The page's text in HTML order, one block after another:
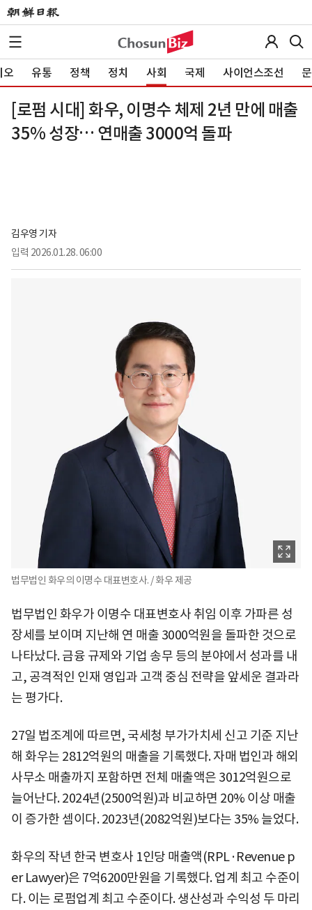
오 유통 정책 정치 사회 국제 사이언스조선
[로펌 시대] 화우, 이명수 체제 2년 만에 매출
35% 성장… 연매출 3000억 돌파
김우영 기자
입력 2026.01.28. 06:00
법무법인 화우의 이명수 대표변호사. / 화우 제공
법무법인 화우가 이명수 대표변호사 취임 이후 가파른 성
장세를 보이며 지난해 연 매출 3000억원을 돌파한 것으로
나타났다. 금융 규제와 기업 송무 등의 분야에서 성과를 내
고, 공격적인 인재 영입과 고객 중심 전략을 앞세운 결과라
는 평가다.
27일 법조계에 따르면, 국세청 부가가치세 신고 기준 지난
해 화우는 2812억원의 매출을 기록했다. 자매 법인과 해외
사무소 매출까지 포함하면 전체 매출액은 3012억원으로
늘어난다. 2024년(2500억원)과 비교하면 20% 이상 매출
이 증가한 셈이다. 2023년(2082억원)보다는 35% 늘었다.
화우의 작년 한국 변호사 1인당 매출액(RPL·Revenue p
er Lawyer)은 7억6200만원을 기록했다. 업계 최고 수준이
다. 이는 로펌업계 최고 수준이다. 생산성과 수익성 두 마리